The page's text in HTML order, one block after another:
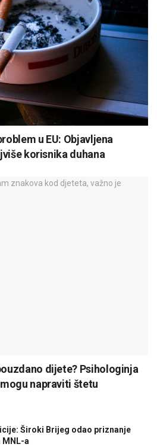
u EU: Objavljena
korisnika duhana
dijete? Psihologinja
napraviti štetu
Široki Brijeg odao priznanje
MNL-a